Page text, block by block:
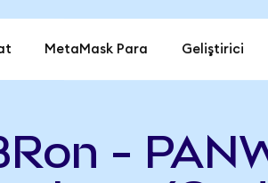
MetaMask Para Geliştirici
-